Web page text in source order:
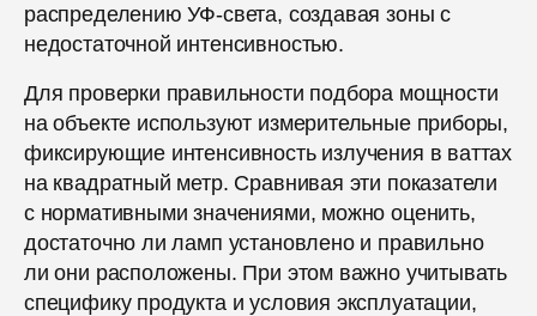
распределению УФ-света, создавая зоны с
недостаточной интенсивностью.
Для проверки правильности подбора мощности
на объекте используют измерительные приборы,
фиксирующие интенсивность излучения в ваттах
на квадратный метр. Сравнивая эти показатели
с нормативными значениями, можно оценить,
достаточно ли ламп установлено и правильно
ли они расположены. При этом важно учитывать
специфику продукта и условия эксплуатации,